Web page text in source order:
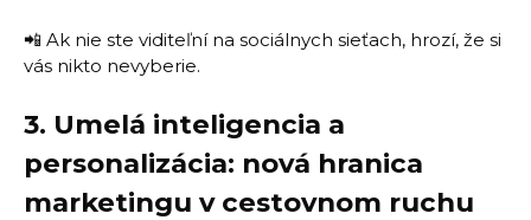
📲 Ak nie ste viditeľní na sociálnych sieťach, hrozí, že si
vás nikto nevyberie.
3. Umelá inteligencia a
personalizácia: nová hranica
marketingu v cestovnom ruchu